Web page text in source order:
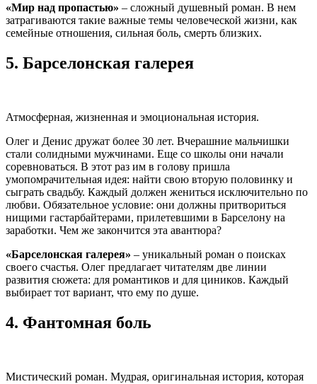
«Мир над пропастью» – сложный душевный роман. В нем
затрагиваются такие важные темы человеческой жизни, как
семейные отношения, сильная боль, смерть близких.
5. Барселонская галерея
Атмосферная, жизненная и эмоциональная история.
Олег и Денис дружат более 30 лет. Вчерашние мальчишки
стали солидными мужчинами. Еще со школы они начали
соревноваться. В этот раз им в голову пришла
умопомрачительная идея: найти свою вторую половинку и
сыграть свадьбу. Каждый должен жениться исключительно по
любви. Обязательное условие: они должны притвориться
нищими гастарбайтерами, прилетевшими в Барселону на
заработки. Чем же закончится эта авантюра?
«Барселонская галерея» – уникальный роман о поисках
своего счастья. Олег предлагает читателям две линии
развития сюжета: для романтиков и для циников. Каждый
выбирает тот вариант, что ему по душе.
4. Фантомная боль
Мистический роман. Мудрая, оригинальная история, которая